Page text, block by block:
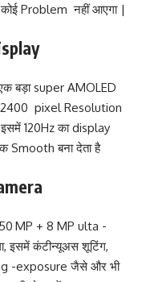
Problem नहीं आएगा |
बड़ा super AMOLED
2400 pixel Resolution
120Hz का display
Smooth बना देता है
MP + 8 MP ulta -
इसमें कंटीन्यूअस शूटिंग,
-exposure जैसे और भी